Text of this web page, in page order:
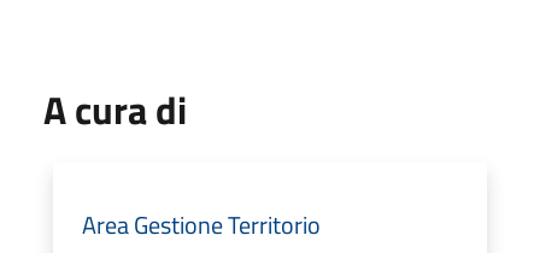
A cura di
Area Gestione Territorio